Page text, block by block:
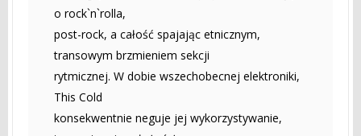
o rock`n`rolla,
post-rock, a całość spajając etnicznym,
transowym brzmieniem sekcji
rytmicznej. W dobie wszechobecnej elektroniki,
This Cold
konsekwentnie neguje jej wykorzystywanie,